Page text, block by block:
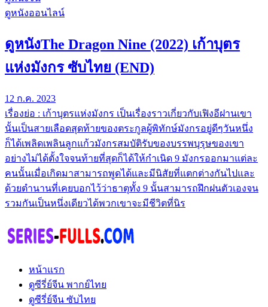
ดูหนังออนไลน์
ดูหนังThe Dragon Nine (2022) เก้าบุตร
แห่งมังกร ซับไทย (END)
12 ก.ค. 2023
เรื่องย่อ : เก้าบุตรแห่งมังกร เป็นเรื่องราวเกี่ยวกับเฟิงอีฝานเขา
นั้นเป็นสายเลือดสุดท้ายของตระกูลผู้พิทักษ์มังกรอยู่ดีๆวันหนึ่ง
ก็ได้เพลิดเพลินลูกแก้วมังกรสมบัติรับของบรรพบุรุษของเขา
อย่างไม่ได้ตั้งใจจนท้ายที่สุดก็ได้ให้กำเนิด 9 มังกรออกมาแต่ละ
คนนั้นเมื่อเกิดมาสามารถพูดได้และมีนิสัยที่แตกต่างกันไปและ
ด้วยตำนานที่เคยบอกไว้ว่าธาตุทั้ง 9 นั้นสามารถฝึกฝนตัวเองจน
รวมกันเป็นหนึ่งเดียวได้พวกเขาจะมีชีวิตที่นิร
หน้าแรก
ดูซีรี่ย์จีน พากย์ไทย
ดูซีรี่ย์จีน ซับไทย